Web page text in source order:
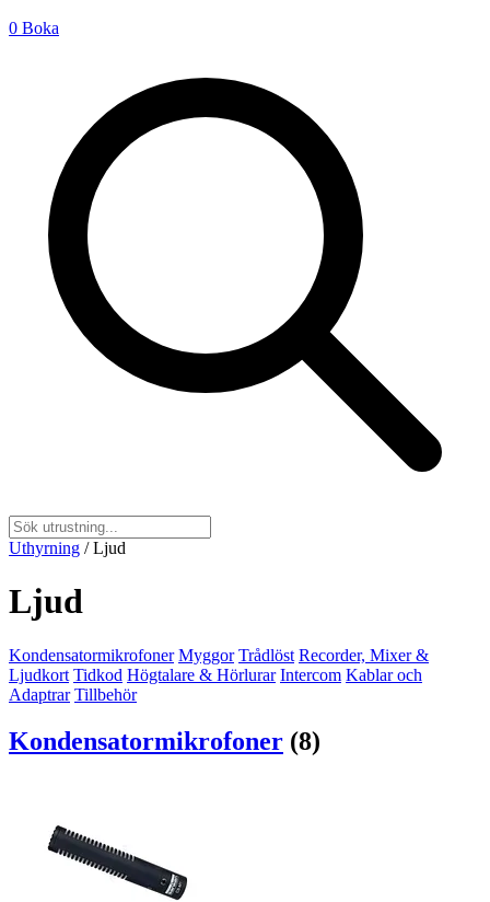
0 Boka
Uthyrning / Ljud
Ljud
Kondensatormikrofoner Myggor Trådlöst Recorder, Mixer &
Ljudkort Tidkod Högtalare & Hörlurar Intercom Kablar och
Adaptrar Tillbehör
Kondensatormikrofoner (8)